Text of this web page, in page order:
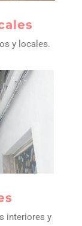
y locales.
interiores y